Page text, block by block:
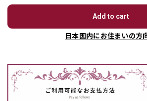
Add to cart
日本国内にお住まいの方